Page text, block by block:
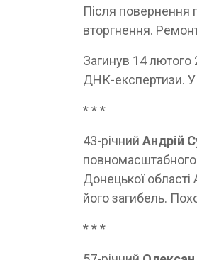
Після повернення
вторгнення.
Загинув 14 лютого
ДНК-експертизи. У
* * *
43-річний Андрій
повномасштабного
Донецької
його загибель.
* * *